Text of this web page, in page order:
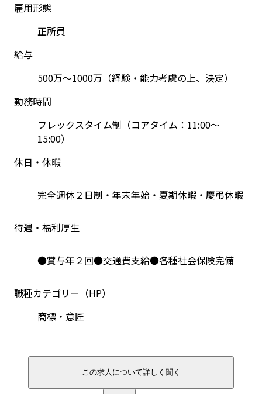
雇用形態
正所員
給与
500万～1000万（経験・能力考慮の上、決定）
勤務時間
フレックスタイム制（コアタイム：11:00～
15:00）
休日・休暇
完全週休２日制・年末年始・夏期休暇・慶弔休暇
待遇・福利厚生
●賞与年２回●交通費支給●各種社会保険完備
職種カテゴリー（HP）
商標・意匠
この求人について詳しく聞く